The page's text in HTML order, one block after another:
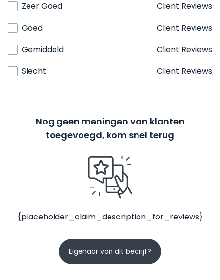
Zeer Goed
Client Reviews
Goed
Client Reviews
Gemiddeld
Client Reviews
Slecht
Client Reviews
Nog geen meningen van klanten
toegevoegd, kom snel terug
{placeholder_claim_description_for_reviews}
Eigenaar van dit bedrijf?